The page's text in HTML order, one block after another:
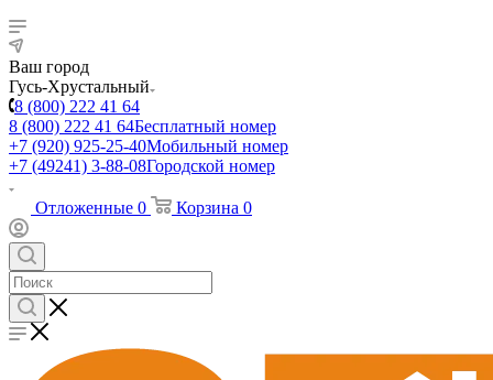
Ваш город
Гусь-Хрустальный
8 (800) 222 41 64
8 (800) 222 41 64Бесплатный номер
+7 (920) 925-25-40Мобильный номер
+7 (49241) 3-88-08Городской номер
Отложенные 0 Корзина 0